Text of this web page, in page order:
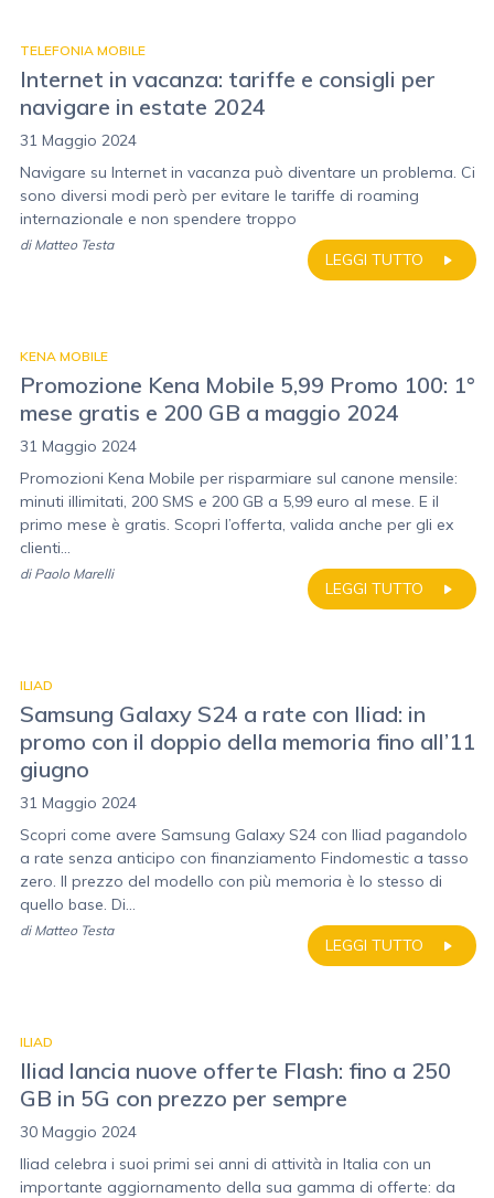
TELEFONIA MOBILE
Internet in vacanza: tariffe e consigli per
navigare in estate 2024
31 Maggio 2024
Navigare su Internet in vacanza può diventare un problema. Ci
sono diversi modi però per evitare le tariffe di roaming
internazionale e non spendere troppo
LEGGI TUTTO
di Matteo Testa
KENA MOBILE
Promozione Kena Mobile 5,99 Promo 100: 1°
mese gratis e 200 GB a maggio 2024
31 Maggio 2024
Promozioni Kena Mobile per risparmiare sul canone mensile:
minuti illimitati, 200 SMS e 200 GB a 5,99 euro al mese. E il
primo mese è gratis. Scopri l’offerta, valida anche per gli ex
clienti...
LEGGI TUTTO
di Paolo Marelli
ILIAD
Samsung Galaxy S24 a rate con Iliad: in
promo con il doppio della memoria fino all’11
giugno
31 Maggio 2024
Scopri come avere Samsung Galaxy S24 con Iliad pagandolo
a rate senza anticipo con finanziamento Findomestic a tasso
zero. Il prezzo del modello con più memoria è lo stesso di
quello base. Di...
LEGGI TUTTO
di Matteo Testa
ILIAD
Iliad lancia nuove offerte Flash: fino a 250
GB in 5G con prezzo per sempre
30 Maggio 2024
Iliad celebra i suoi primi sei anni di attività in Italia con un
importante aggiornamento della sua gamma di offerte: da